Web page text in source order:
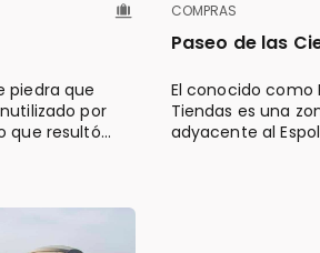
piedra que
por
que resultó
COMPRAS
Paseo de las
El conocido como
Tiendas es una
adyacente al